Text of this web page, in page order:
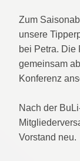
Zum
unsere
bei Petra. Die
gemeinsam
Konferenz
Nach der
Vorstand neu.